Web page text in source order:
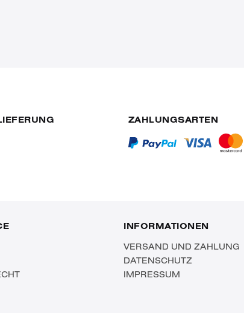
ZAHLUNGSARTEN
INFORMATIONEN
VERSAND UND ZAHLUNG
DATENSCHUTZ
IMPRESSUM